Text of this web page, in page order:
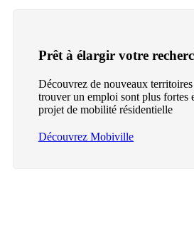
Prêt à élargir votre
Découvrez de nouveaux
trouver un emploi sont plus fortes
projet de mobilité résidentielle
Découvrez Mobiville